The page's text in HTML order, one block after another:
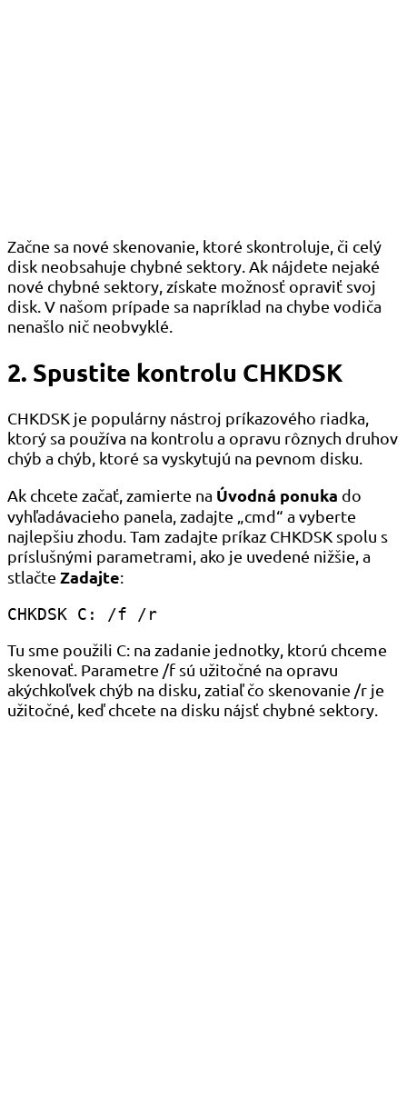
Začne sa nové skenovanie, ktoré skontroluje, či celý
disk neobsahuje chybné sektory. Ak nájdete nejaké
nové chybné sektory, získate možnosť opraviť svoj
disk. V našom prípade sa napríklad na chybe vodiča
nenašlo nič neobvyklé.
2. Spustite kontrolu CHKDSK
CHKDSK je populárny nástroj príkazového riadka,
ktorý sa používa na kontrolu a opravu rôznych druhov
chýb a chýb, ktoré sa vyskytujú na pevnom disku.
Ak chcete začať, zamierte na Úvodná ponuka do
vyhľadávacieho panela, zadajte „cmd“ a vyberte
najlepšiu zhodu. Tam zadajte príkaz CHKDSK spolu s
príslušnými parametrami, ako je uvedené nižšie, a
stlačte Zadajte:
CHKDSK C: /f /r
Tu sme použili C: na zadanie jednotky, ktorú chceme
skenovať. Parametre /f sú užitočné na opravu
akýchkoľvek chýb na disku, zatiaľ čo skenovanie /r je
užitočné, keď chcete na disku nájsť chybné sektory.